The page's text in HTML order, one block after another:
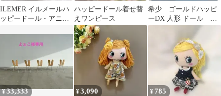
ILEMER イルメールハ
ッピードール・アニマ
ハッピードール着せ替
えワンピース
希少 ゴールドハッピ
ーDX 人形 ドール ハ
ッピーちゃん
¥33,333 ¥3,090 ¥ 785